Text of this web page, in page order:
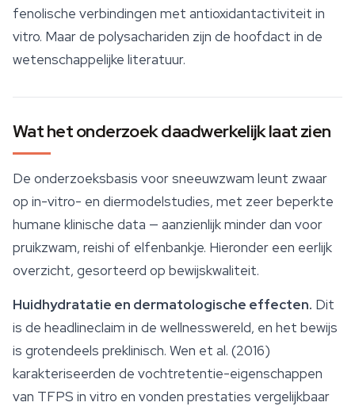
fenolische verbindingen met antioxidantactiviteit in
vitro. Maar de polysachariden zijn de hoofdact in de
wetenschappelijke literatuur.
Wat het onderzoek daadwerkelijk laat zien
De onderzoeksbasis voor sneeuwzwam leunt zwaar
op in-vitro- en diermodelstudies, met zeer beperkte
humane klinische data — aanzienlijk minder dan voor
pruikzwam, reishi of elfenbankje. Hieronder een eerlijk
overzicht, gesorteerd op bewijskwaliteit.
Huidhydratatie en dermatologische effecten. Dit
is de headlineclaim in de wellnesswereld, en het bewijs
is grotendeels preklinisch. Wen et al. (2016)
karakteriseerden de vochtretentie-eigenschappen
van TFPS in vitro en vonden prestaties vergelijkbaar